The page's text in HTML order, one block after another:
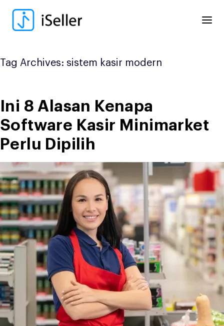
content
Tag Archives: sistem kasir modern
Ini 8 Alasan Kenapa
Software Kasir Minimarket
Perlu Dipilih